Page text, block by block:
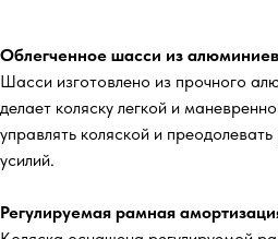
Облегченное шасси из
Шасси изготовлено из прочного
делает коляску легкой и
управлять коляской и
усилий.
Регулируемая рамная